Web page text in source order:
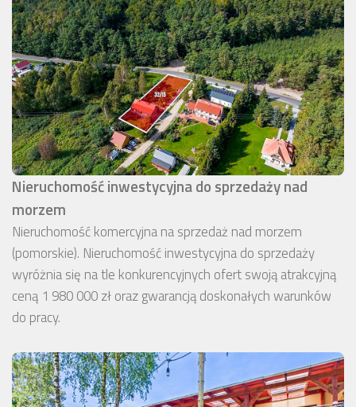
Nieruchomość inwestycyjna do sprzedaży nad
morzem
Nieruchomość komercyjna na sprzedaż nad morzem
(pomorskie). Nieruchomość inwestycyjna do sprzedaży
wyróżnia się na tle konkurencyjnych ofert swoją atrakcyjną
ceną 1 980 000 zł oraz gwarancją doskonałych warunków
do pracy.